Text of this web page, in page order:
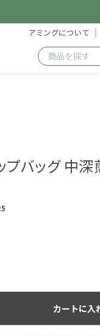
アミングについて
プバッグ 中深
カートに入